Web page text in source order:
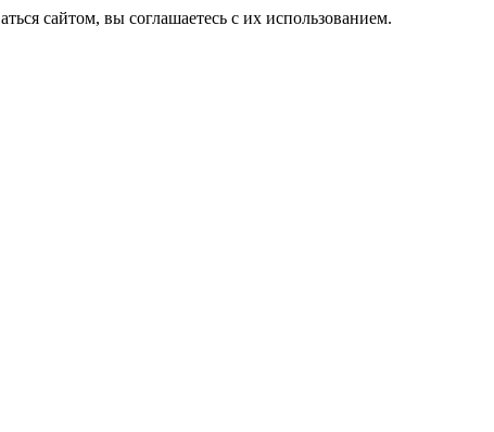
сайтом, вы соглашаетесь с их использованием.